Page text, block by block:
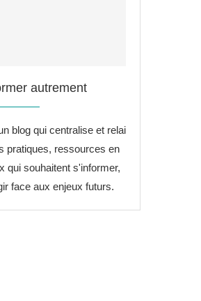
autrement
blog qui centralise et relai
pratiques, ressources en
qui souhaitent s'informer,
face aux enjeux futurs.